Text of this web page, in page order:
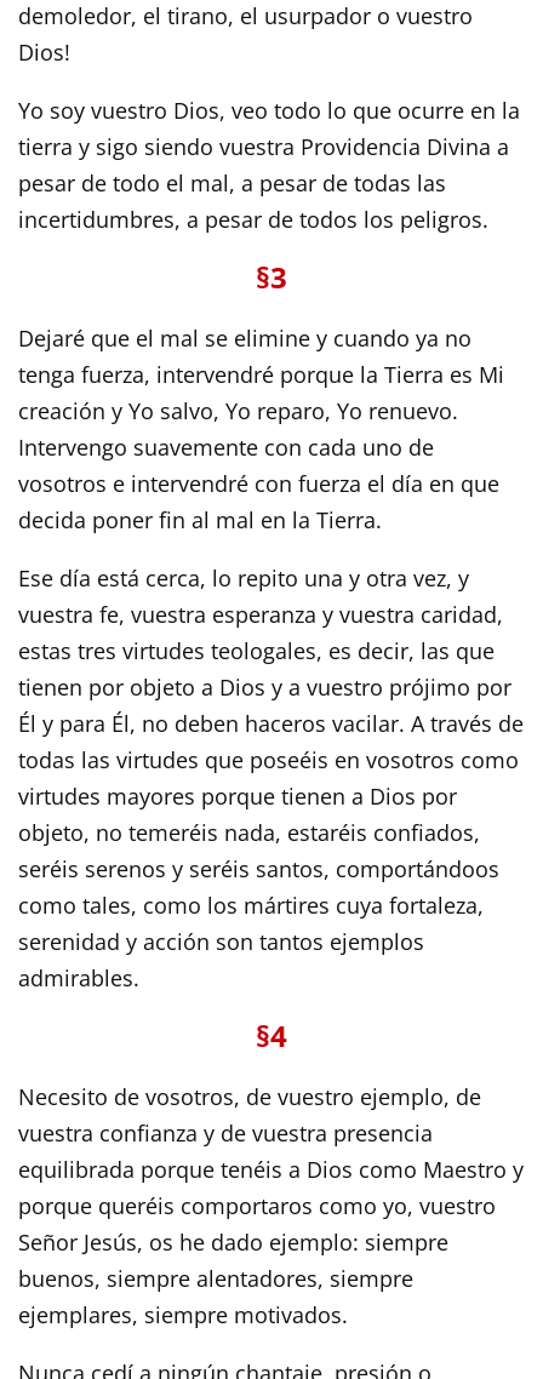
demoledor, el tirano, el usurpador o vuestro
Dios!
Yo soy vuestro Dios, veo todo lo que ocurre en la
tierra y sigo siendo vuestra Providencia Divina a
pesar de todo el mal, a pesar de todas las
incertidumbres, a pesar de todos los peligros.
§3
Dejaré que el mal se elimine y cuando ya no
tenga fuerza, intervendré porque la Tierra es Mi
creación y Yo salvo, Yo reparo, Yo renuevo.
Intervengo suavemente con cada uno de
vosotros e intervendré con fuerza el día en que
decida poner fin al mal en la Tierra.
Ese día está cerca, lo repito una y otra vez, y
vuestra fe, vuestra esperanza y vuestra caridad,
estas tres virtudes teologales, es decir, las que
tienen por objeto a Dios y a vuestro prójimo por
Él y para Él, no deben haceros vacilar. A través de
todas las virtudes que poseéis en vosotros como
virtudes mayores porque tienen a Dios por
objeto, no temeréis nada, estaréis confiados,
seréis serenos y seréis santos, comportándoos
como tales, como los mártires cuya fortaleza,
serenidad y acción son tantos ejemplos
admirables.
§4
Necesito de vosotros, de vuestro ejemplo, de
vuestra confianza y de vuestra presencia
equilibrada porque tenéis a Dios como Maestro y
porque queréis comportaros como yo, vuestro
Señor Jesús, os he dado ejemplo: siempre
buenos, siempre alentadores, siempre
ejemplares, siempre motivados.
Nunca cedí a ningún chantaje, presión o